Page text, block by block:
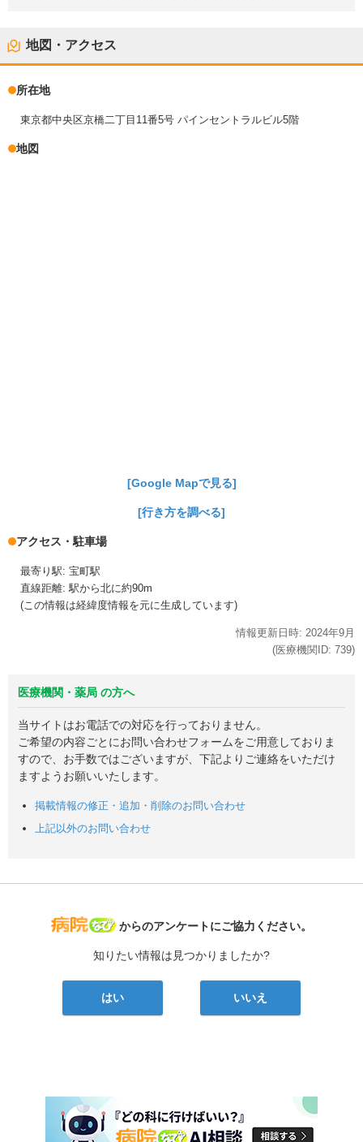
地図・アクセス
所在地
東京都中央区京橋二丁目11番5号 パインセントラルビル5階
地図
[Google Mapで見る]
[行き方を調べる]
アクセス・駐車場
最寄り駅: 宝町駅
直線距離: 駅から北に約90m
(この情報は経緯度情報を元に生成しています)
情報更新日時: 2024年9月
(医療機関ID: 739)
医療機関・薬局 の方へ
当サイトはお電話での対応を行っておりません。
ご希望の内容ごとにお問い合わせフォームをご用意しておりま
すので、お手数ではございますが、下記よりご連絡をいただけ
ますようお願いいたします。
掲載情報の修正・追加・削除のお問い合わせ
上記以外のお問い合わせ
病院なび
からのアンケートにご協力ください。
知りたい情報は見つかりましたか?
はい いいえ